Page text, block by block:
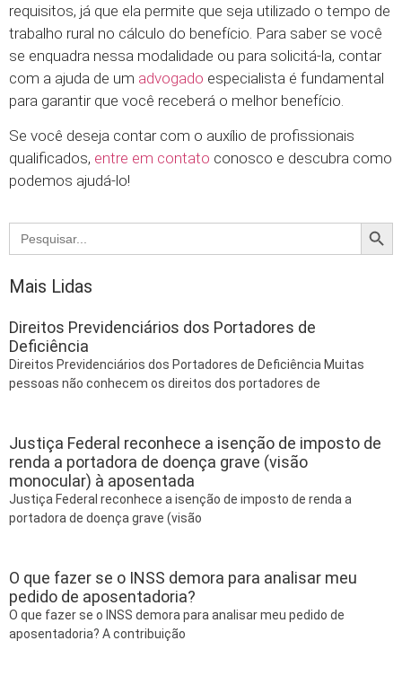
requisitos, já que ela permite que seja utilizado o tempo de
trabalho rural no cálculo do benefício. Para saber se você
se enquadra nessa modalidade ou para solicitá-la, contar
com a ajuda de um advogado especialista é fundamental
para garantir que você receberá o melhor benefício.
Se você deseja contar com o auxílio de profissionais
qualificados, entre em contato conosco e descubra como
podemos ajudá-lo!
Search
for:
Mais Lidas
Direitos Previdenciários dos Portadores de
Deficiência
Direitos Previdenciários dos Portadores de Deficiência Muitas
pessoas não conhecem os direitos dos portadores de
Justiça Federal reconhece a isenção de imposto de
renda a portadora de doença grave (visão
monocular) à aposentada
Justiça Federal reconhece a isenção de imposto de renda a
portadora de doença grave (visão
O que fazer se o INSS demora para analisar meu
pedido de aposentadoria?
O que fazer se o INSS demora para analisar meu pedido de
aposentadoria? A contribuição